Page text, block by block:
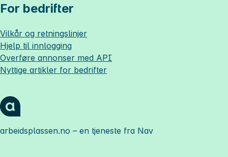
For bedrifter
Vilkår og retningslinjer
Hjelp til innlogging
Overføre annonser med API
Nyttige artikler for bedrifter
arbeidsplassen.no – en tjeneste fra Nav